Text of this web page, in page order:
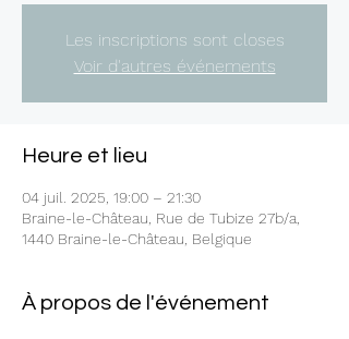
Les inscriptions sont closes
Voir d'autres événements
Heure et lieu
04 juil. 2025, 19:00 – 21:30
Braine-le-Château, Rue de Tubize 27b/a,
1440 Braine-le-Château, Belgique
À propos de l'événement